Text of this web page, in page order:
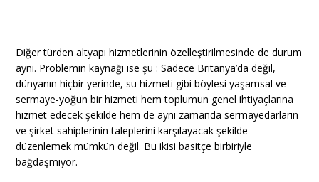
Diğer türden altyapı hizmetlerinin özelleştirilmesinde de durum
aynı. Problemin kaynağı ise şu : Sadece Britanya’da değil,
dünyanın hiçbir yerinde, su hizmeti gibi böylesi yaşamsal ve
sermaye-yoğun bir hizmeti hem toplumun genel ihtiyaçlarına
hizmet edecek şekilde hem de aynı zamanda sermayedarların
ve şirket sahiplerinin taleplerini karşılayacak şekilde
düzenlemek mümkün değil. Bu ikisi basitçe birbiriyle
bağdaşmıyor.